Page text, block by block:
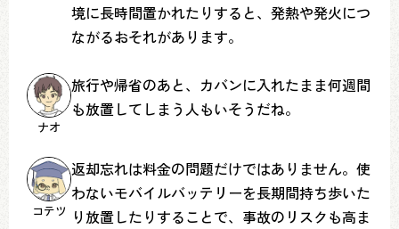
境に長時間置かれたりすると、発熱や発火につ
ながるおそれがあります。
ナオ
旅行や帰省のあと、カバンに入れたまま何週間
も放置してしまう人もいそうだね。
コテツ
返却忘れは料金の問題だけではありません。使
わないモバイルバッテリーを長期間持ち歩いた
り放置したりすることで、事故のリスクも高ま